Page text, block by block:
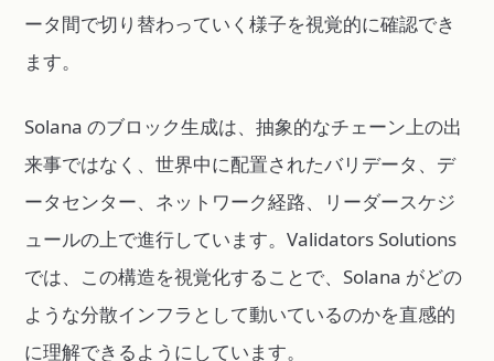
ータ間で切り替わっていく様子を視覚的に確認でき
ます。
Solana のブロック生成は、抽象的なチェーン上の出
来事ではなく、世界中に配置されたバリデータ、デ
ータセンター、ネットワーク経路、リーダースケジ
ュールの上で進行しています。Validators Solutions
では、この構造を視覚化することで、Solana がどの
ような分散インフラとして動いているのかを直感的
に理解できるようにしています。